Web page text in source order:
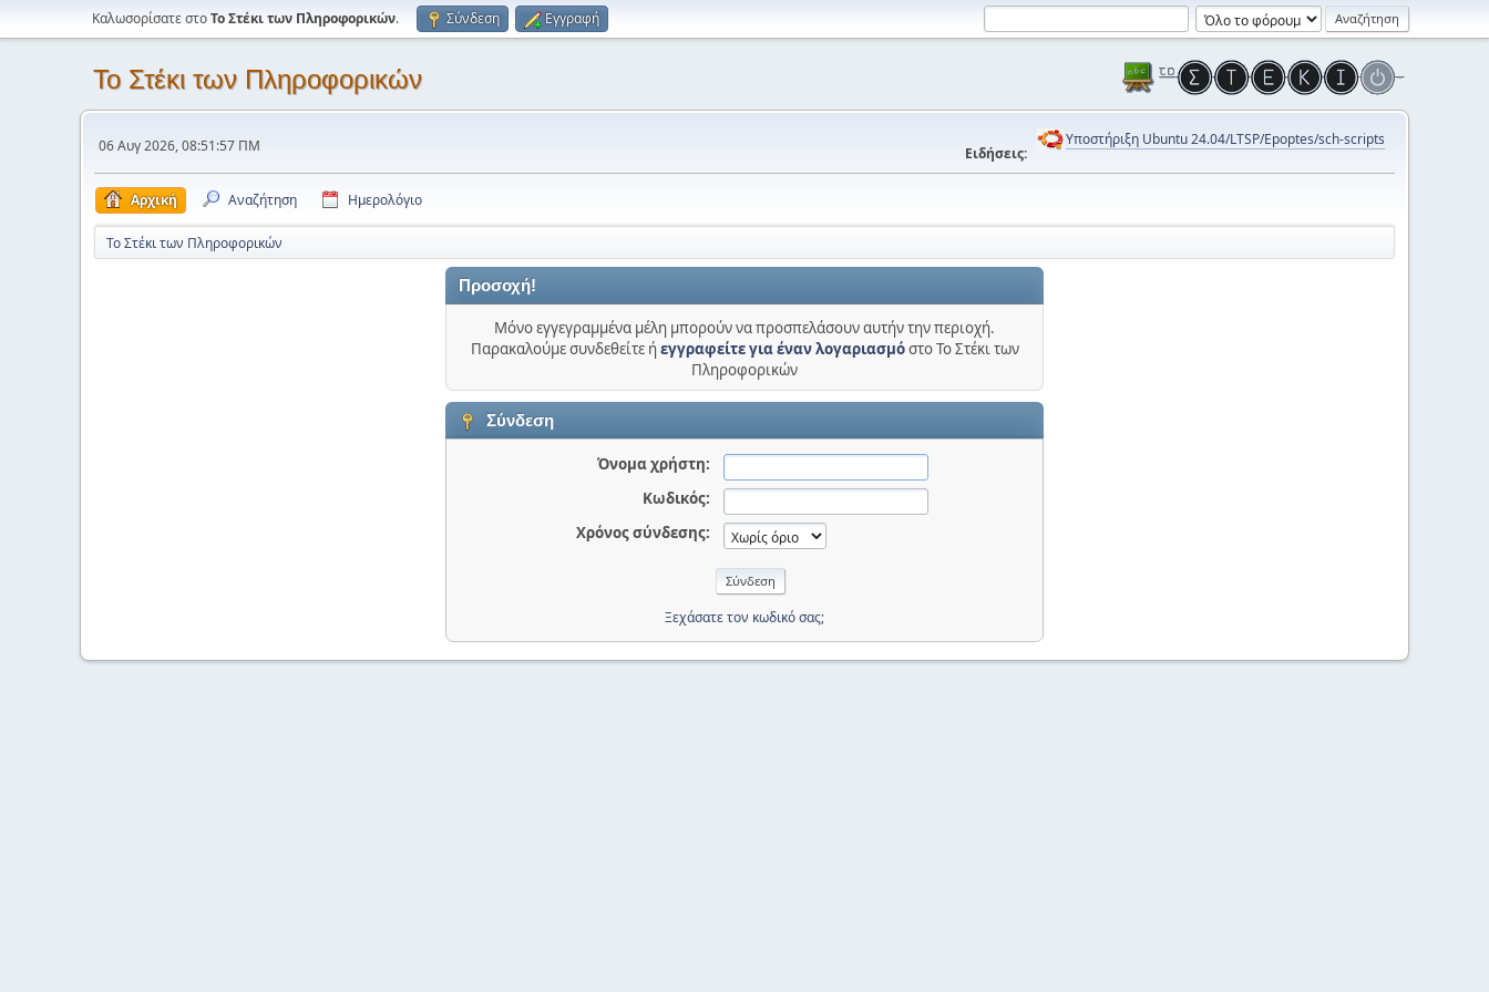
Καλωσορίσατε στοΤο Στέκι των Πληροφορικών. Σύνδεση Εγγραφή
Το Στέκι των Πληροφορικών
06 Αυγ 2026, 08:51:57 ΠΜ Ειδήσεις:
Υποστήριξη Ubuntu 24.04/LTSP/Epoptes/sch-scripts
Αρχική Αναζήτηση Ημερολόγιο
Το Στέκι των Πληροφορικών
Προσοχή!
Μόνο εγγεγραμμένα μέλη μπορούν να προσπελάσουν αυτήν την περιοχή.
Παρακαλούμε συνδεθείτε ήεγγραφείτε για έναν λογαριασμόστο Το Στέκι των
Πληροφορικών
Σύνδεση
Όνομα χρήστη:
Κωδικός:
Χρόνος σύνδεσης:
Ξεχάσατε τον κωδικό σας;